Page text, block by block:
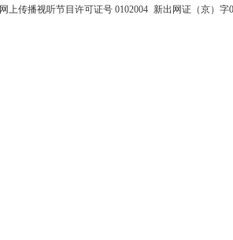
网上传播视听节目许可证号 0102004 新出网证（京）